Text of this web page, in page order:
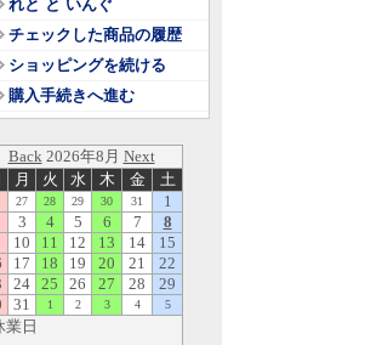
れと と いんぐ
チェックした商品の履歴
ショッピングを続ける
購入手続きへ進む